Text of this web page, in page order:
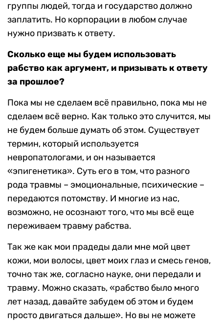
группы людей, тогда и государство должно
заплатить. Но корпорации в любом случае
нужно призвать к ответу.
Сколько еще мы будем использовать
рабство как аргумент, и призывать к ответу
за прошлое?
Пока мы не сделаем всё правильно, пока мы не
сделаем всё верно. Как только это случится, мы
не будем больше думать об этом. Существует
термин, который используется
невропатологами, и он называется
«эпигенетика». Суть его в том, что разного
рода травмы – эмоциональные, психические –
передаются потомству. И многие из нас,
возможно, не осознают того, что мы всё еще
переживаем травму рабства.
Так же как мои прадеды дали мне мой цвет
кожи, мои волосы, цвет моих глаз и смесь генов,
точно так же, согласно науке, они передали и
травму. Можно сказать, «рабство было много
лет назад, давайте забудем об этом и будем
просто двигаться дальше». Но вы не можете